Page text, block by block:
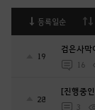
등록일순
19
검은사
16
28
[진행중
3